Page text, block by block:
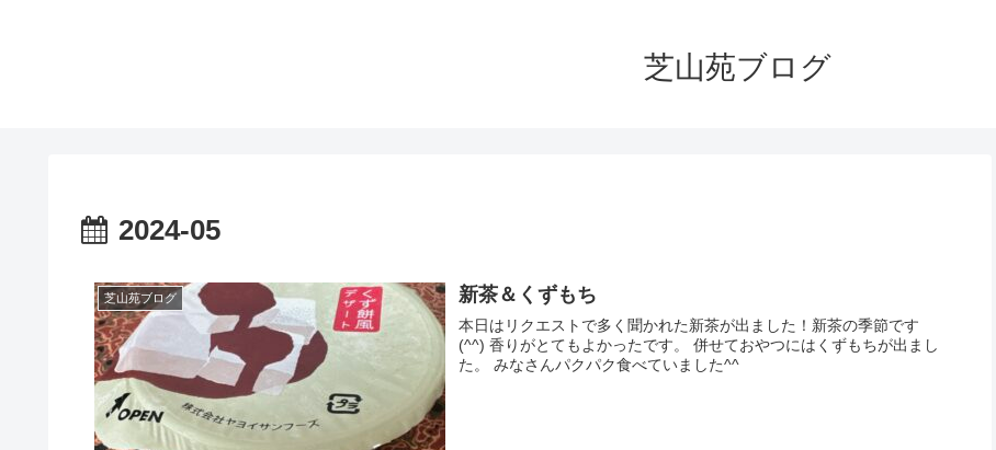
芝山苑ブログ
2024-05
芝山苑ブログ 新茶＆くずもち
本日はリクエストで多く聞かれた新茶が出ました！新茶の季節です
(^^) 香りがとてもよかったです。 併せておやつにはくずもちが出まし
た。 みなさんパクパク食べていました^^